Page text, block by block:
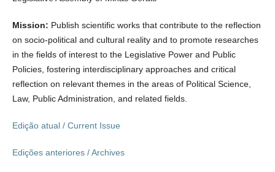
Mission: Publish scientific works that contribute to the reflection
on socio-political and cultural reality and to promote researches
in the fields of interest to the Legislative Power and Public
Policies, fostering interdisciplinary approaches and critical
reflection on relevant themes in the areas of Political Science,
Law, Public Administration, and related fields.
Edição atual / Current Issue
Edições anteriores / Archives